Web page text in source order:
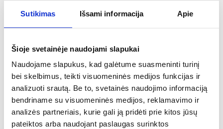
Sutikimas Išsami informacija Apie
Šioje svetainėje naudojami slapukai
Naudojame slapukus, kad galėtume suasmeninti turinį
bei skelbimus, teikti visuomeninės medijos funkcijas ir
analizuoti srautą. Be to, svetainės naudojimo informaciją
bendriname su visuomeninės medijos, reklamavimo ir
analizės partneriais, kurie gali ją pridėti prie kitos jūsų
pateiktos arba naudojant paslaugas surinktos
100 ml – puiki dovanos idėja, tinkanti naudoti labai
mažose erdvėse.
Norint, kad kvapas pasklistų plačiai erdvėje,
rekomenduojame:
kambariams nuo 5 iki 10 kvadratinių metrų* 1 arba 2
buteliai po 250 ml
kambariams nuo 10 iki 20 kvadratinių metrų* 1 arba
buteliai po 500 ml